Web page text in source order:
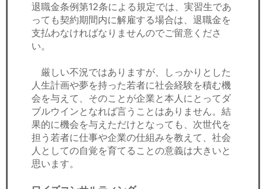
退職金条例第12条による規定では、実習生であ
っても契約期間内に解雇する場合は、退職金を
支払わなければなりませんのでご留意くださ
い。
厳しい不況ではありますが、しっかりとした
人生計画や夢を持った若者に社会経験を積む機
会を与えて、そのことが企業と本人にとってダ
ブルウインとなれば言うことはありません。結
果的に機会を与えただけとなっても、次世代を
担う若者に仕事や企業の仕組みを教えて、社会
人としての自覚を育てることの意義は大きいと
思います。